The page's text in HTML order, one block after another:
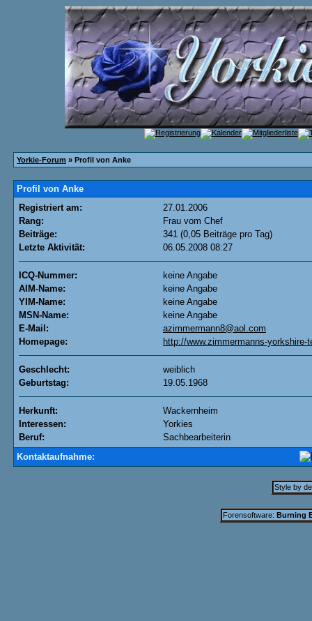
Yorkie-Forum » Profil von Anke
Profil von Anke
Registriert am:
27.01.2006
Rang:
Frau vom Chef
Beiträge:
341 (0,05 Beiträge pro Tag)
Letzte Aktivität:
06.05.2008 08:27
ICQ-Nummer:
keine Angabe
AIM-Name:
keine Angabe
YIM-Name:
keine Angabe
MSN-Name:
keine Angabe
E-Mail:
azimmermann8@aol.com
Homepage:
http://www.zimmermanns-yorkshire-
Geschlecht:
weiblich
Geburtstag:
19.05.1968
Herkunft:
Wackernheim
Interessen:
Yorkies
Beruf:
Sachbearbeiterin
Kontaktaufnahme:
Style by
Forensoftware: Burning